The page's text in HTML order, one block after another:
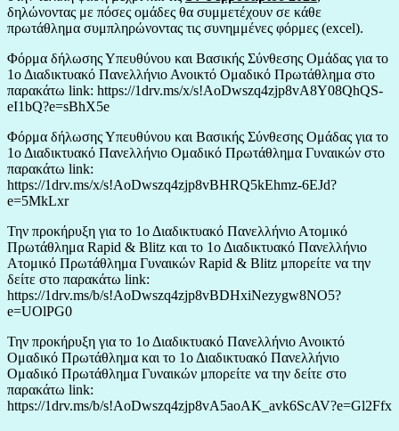
δηλώνοντας με πόσες ομάδες θα συμμετέχουν σε κάθε
πρωτάθλημα συμπληρώνοντας τις συνημμένες φόρμες (excel).
Φόρμα δήλωσης Υπευθύνου και Βασικής Σύνθεσης Ομάδας για το
1ο Διαδικτυακό Πανελλήνιο Ανοικτό Ομαδικό Πρωτάθλημα στο
παρακάτω link: https://1drv.ms/x/s!AoDwszq4zjp8vA8Y08QhQS-
eI1bQ?e=sBhX5e
Φόρμα δήλωσης Υπευθύνου και Βασικής Σύνθεσης Ομάδας για το
1ο Διαδικτυακό Πανελλήνιο Ομαδικό Πρωτάθλημα Γυναικών στο
παρακάτω link:
https://1drv.ms/x/s!AoDwszq4zjp8vBHRQ5kEhmz-6EJd?
e=5MkLxr
Την προκήρυξη για το 1ο Διαδικτυακό Πανελλήνιο Ατομικό
Πρωτάθλημα Rapid & Blitz και το 1ο Διαδικτυακό Πανελλήνιο
Ατομικό Πρωτάθλημα Γυναικών Rapid & Blitz μπορείτε να την
δείτε στο παρακάτω link:
https://1drv.ms/b/s!AoDwszq4zjp8vBDHxiNezygw8NO5?
e=UOlPG0
Την προκήρυξη για το 1ο Διαδικτυακό Πανελλήνιο Ανοικτό
Ομαδικό Πρωτάθλημα και το 1ο Διαδικτυακό Πανελλήνιο
Ομαδικό Πρωτάθλημα Γυναικών μπορείτε να την δείτε στο
παρακάτω link:
https://1drv.ms/b/s!AoDwszq4zjp8vA5aoAK_avk6ScAV?e=Gl2Ffx